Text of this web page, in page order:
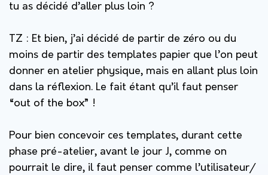
tu as décidé d’aller plus loin ?
TZ : Et bien, j’ai décidé de partir de zéro ou du
moins de partir des templates papier que l’on peut
donner en atelier physique, mais en allant plus loin
dans la réflexion. Le fait étant qu’il faut penser
“out of the box” !
Pour bien concevoir ces templates, durant cette
phase pré-atelier, avant le jour J, comme on
pourrait le dire, il faut penser comme l’utilisateur/